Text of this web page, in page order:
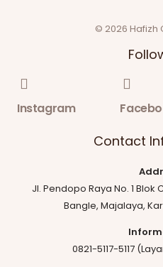
© 2026 Hafizh
Instagram
Contact
Jl. Pendopo Raya No. 1 Blok
Bangle, Majalaya,
0821-5117-5117